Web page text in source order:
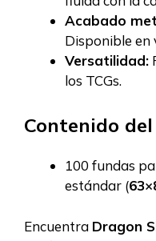
Acabado
Disponible en
Versatilidad:
los TCGs.
Contenido
100 fundas
estándar (
Encuentra Dragon